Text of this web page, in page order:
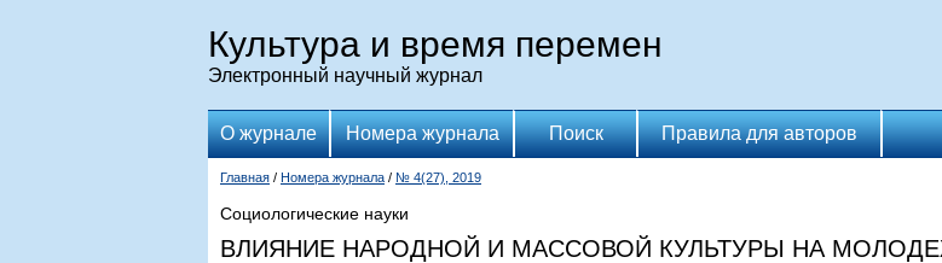
Культура и время перемен
Электронный научный журнал
О журнале Номера журнала Поиск Правила для авторов
Главная / Номера журнала / № 4(27), 2019
Социологические науки
ВЛИЯНИЕ НАРОДНОЙ И МАССОВОЙ КУЛЬТУРЫ НА